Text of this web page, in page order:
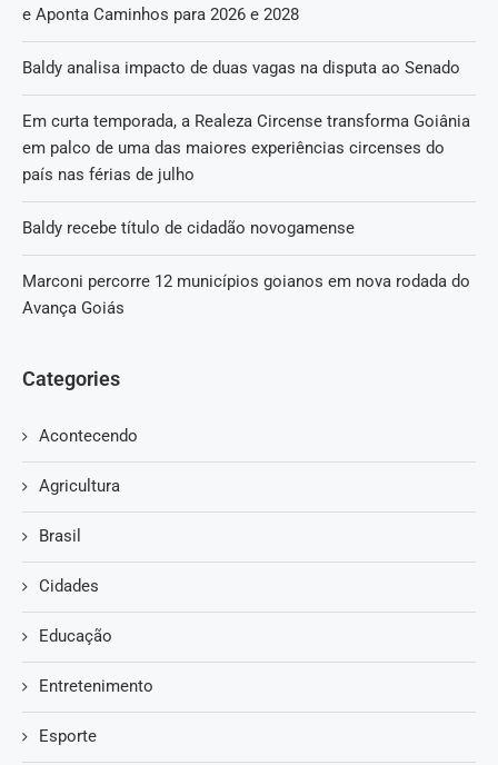
e Aponta Caminhos para 2026 e 2028
Baldy analisa impacto de duas vagas na disputa ao Senado
Em curta temporada, a Realeza Circense transforma Goiânia
em palco de uma das maiores experiências circenses do
país nas férias de julho
Baldy recebe título de cidadão novogamense
Marconi percorre 12 municípios goianos em nova rodada do
Avança Goiás
Categories
Acontecendo
Agricultura
Brasil
Cidades
Educação
Entretenimento
Esporte